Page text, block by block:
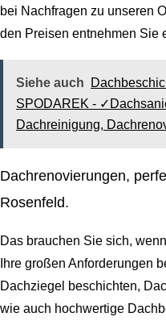
bei Nachfragen zu unseren
den Preisen entnehmen Sie
Siehe auch
SPODAREK -
Dachreinigung,
Dachrenovierungen,
Rosenfeld.
Das brauchen Sie sich,
Ihre großen Anforderungen
Dachziegel beschichten,
wie auch hochwertige